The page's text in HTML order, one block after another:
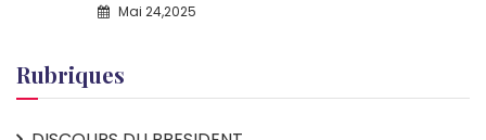
Mai 24,2025
Rubriques